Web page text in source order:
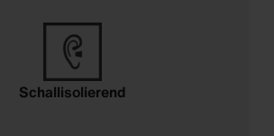
Schallisolierend